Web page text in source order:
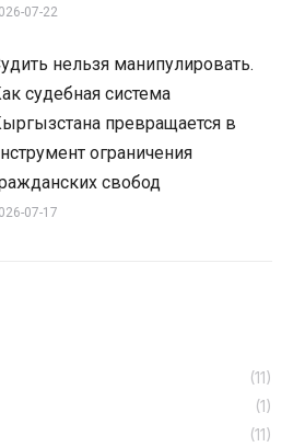
07-22
нельзя манипулировать.
судебная система
превращается в
ограничения
свобод
07-17
(11)
(1)
(11)